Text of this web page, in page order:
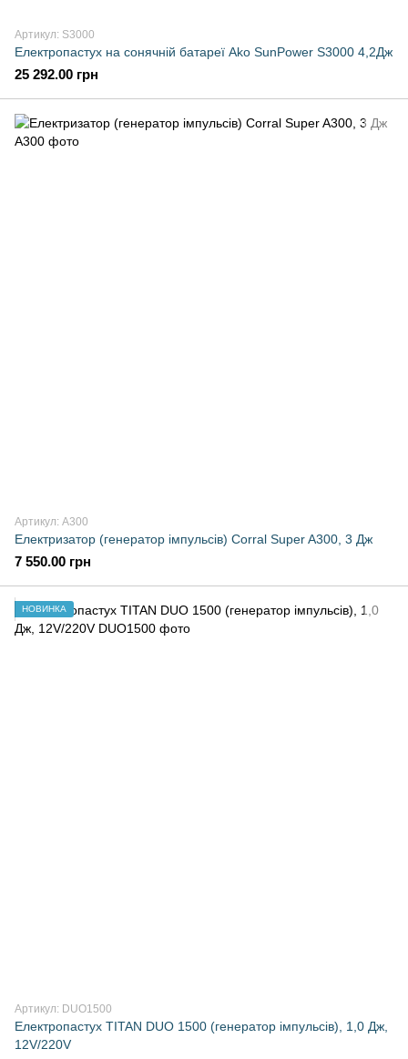
Артикул: S3000
Електропастух на сонячній батареї Ako SunPower S3000 4,2Дж
25 292.00 грн
Артикул: A300
Електризатор (генератор імпульсів) Corral Super A300, 3 Дж
7 550.00 грн
НОВИНКА
Артикул: DUO1500
Електропастух TITAN DUO 1500 (генератор імпульсів), 1,0 Дж,
12V/220V